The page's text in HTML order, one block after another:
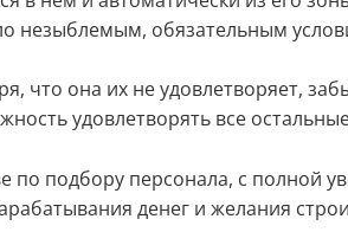
незыблемым, обязательным
что она их не удовлетворяет,
удовлетворять все
по подбору персонала, с полной
денег и желания